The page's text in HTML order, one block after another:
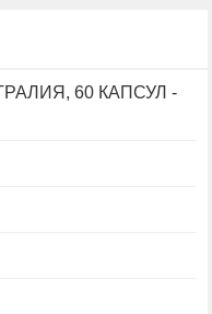
60 КАПСУЛ -